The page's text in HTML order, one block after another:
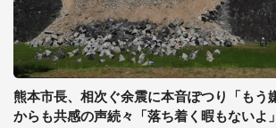
熊本市長、相次ぐ余震に本音ぽつり「もう
からも共感の声続々「落ち着く暇もないよ」